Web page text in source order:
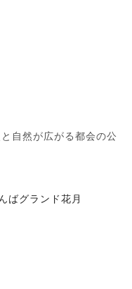
自然が広がる都会の公
ばグランド花月